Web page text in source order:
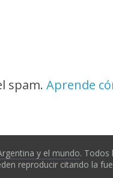
spam. Aprende
y el mundo. Todos
reproducir citando la